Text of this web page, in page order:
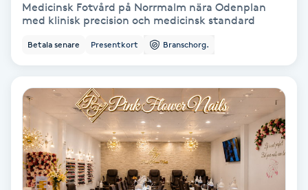
IPL
IPL hårborttagning
IR-massage
Medicinsk Fotvård på Norrmalm nära Odenplan
med klinisk precision och medicinsk standard
Betala senare Presentkort Branschorg.